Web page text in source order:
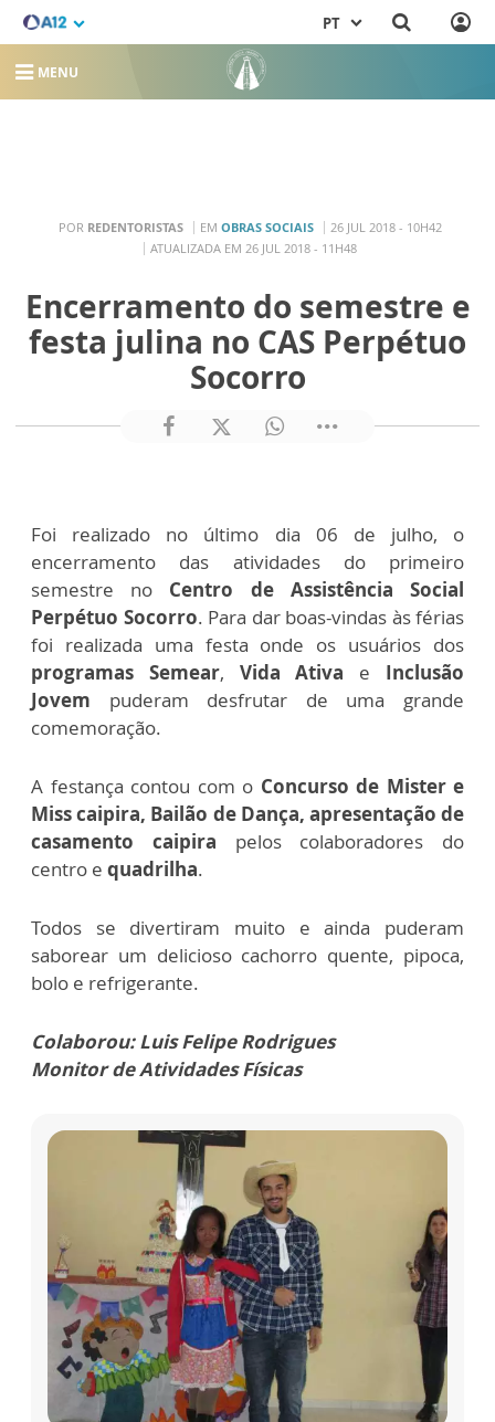
PT
MENU
POR REDENTORISTAS EM OBRAS SOCIAIS
26 JUL 2018 - 10H42
ATUALIZADA EM 26 JUL 2018 - 11H48
Encerramento do semestre e
festa julina no CAS Perpétuo
Socorro
Foi realizado no último dia 06 de julho, o
encerramento das atividades do primeiro
semestre no Centro de Assistência Social
Perpétuo Socorro. Para dar boas-vindas às férias
foi realizada uma festa onde os usuários dos
programas Semear, Vida Ativa e Inclusão
Jovem puderam desfrutar de uma grande
comemoração.
A festança contou com o Concurso de Mister e
Miss caipira, Bailão de Dança, apresentação de
casamento caipira pelos colaboradores do
centro e quadrilha.
Todos se divertiram muito e ainda puderam
saborear um delicioso cachorro quente, pipoca,
bolo e refrigerante.
Colaborou: Luis Felipe Rodrigues
Monitor de Atividades Físicas